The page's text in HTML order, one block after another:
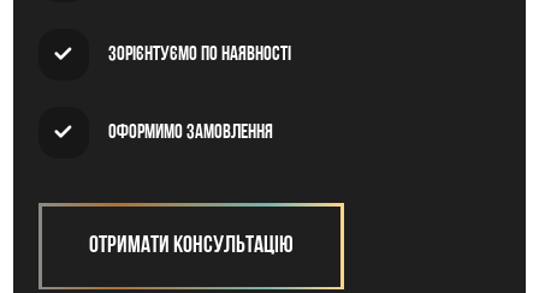
Зорієнтуємо по наявності
Оформимо замовлення
Отримати консультацію